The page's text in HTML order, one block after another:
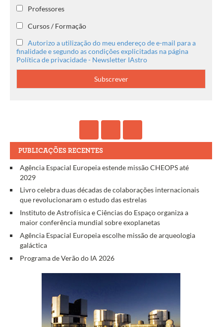
Professores
Cursos / Formação
Autorizo a utilização do meu endereço de e-mail para a
finalidade e segundo as condições explicitadas na página
Política de privacidade - Newsletter IAstro
PUBLICAÇÕES RECENTES
Agência Espacial Europeia estende missão CHEOPS até
2029
Livro celebra duas décadas de colaborações internacionais
que revolucionaram o estudo das estrelas
Instituto de Astrofísica e Ciências do Espaço organiza a
maior conferência mundial sobre exoplanetas
Agência Espacial Europeia escolhe missão de arqueologia
galáctica
Programa de Verão do IA 2026